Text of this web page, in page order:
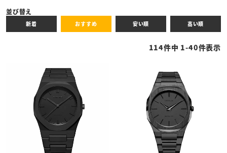
全ての商品
セール商品
並び替え
新着 おすすめ 安い順 高い順
114件中 1-40件表示